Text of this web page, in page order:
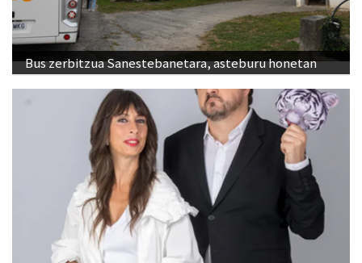
Bus zerbitzua Sanestebanetara, asteburu honetan